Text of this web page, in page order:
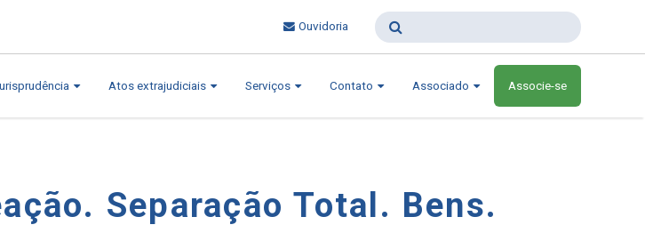
Ouvidoria
Atos extrajudiciais Serviços Contato Associado Associe-se
Separação Total. Bens.